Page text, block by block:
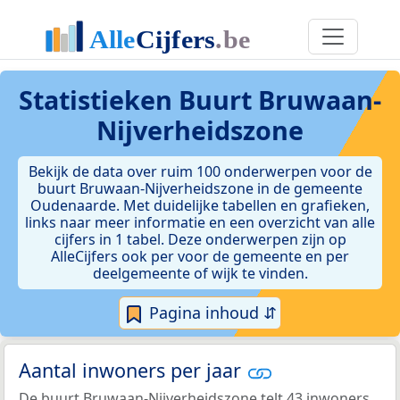
Statistieken Buurt Bruwaan-
Nijverheidszone
Bekijk de data over ruim 100 onderwerpen voor de
buurt Bruwaan-Nijverheidszone in de gemeente
Oudenaarde. Met duidelijke tabellen en grafieken,
links naar meer informatie en een overzicht van alle
cijfers in 1 tabel. Deze onderwerpen zijn op
AlleCijfers ook per voor de gemeente en per
deelgemeente of wijk te vinden.
Pagina inhoud ⇵
Aantal inwoners per jaar